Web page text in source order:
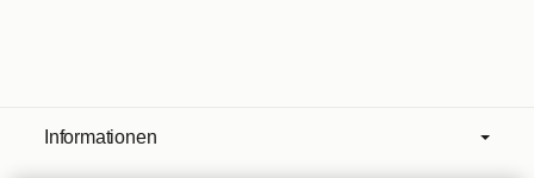
Informationen